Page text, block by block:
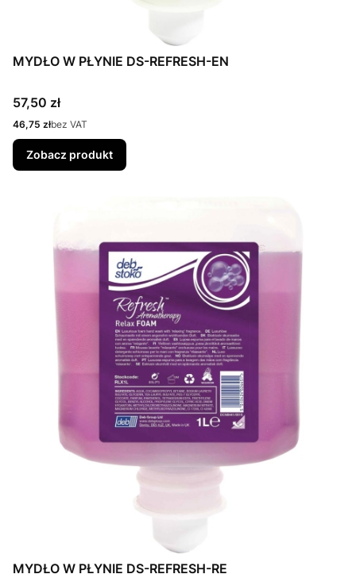
MYDŁO W PŁYNIE DS-REFRESH-EN
Cena
57,50 zł
Cena
46,75 złbez VAT
Zobacz produkt
MYDŁO W PŁYNIE DS-REFRESH-RE